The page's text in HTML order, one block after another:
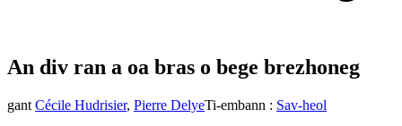
An div ran a oa bras o bege brezhoneg
gant Cécile Hudrisier, Pierre DelyeTi-embann : Sav-heol